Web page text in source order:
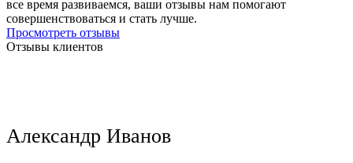
все время развиваемся, ваши отзывы нам помогают
совершенствоваться и стать лучше.
Просмотреть отзывы
Отзывы клиентов
Александр Иванов